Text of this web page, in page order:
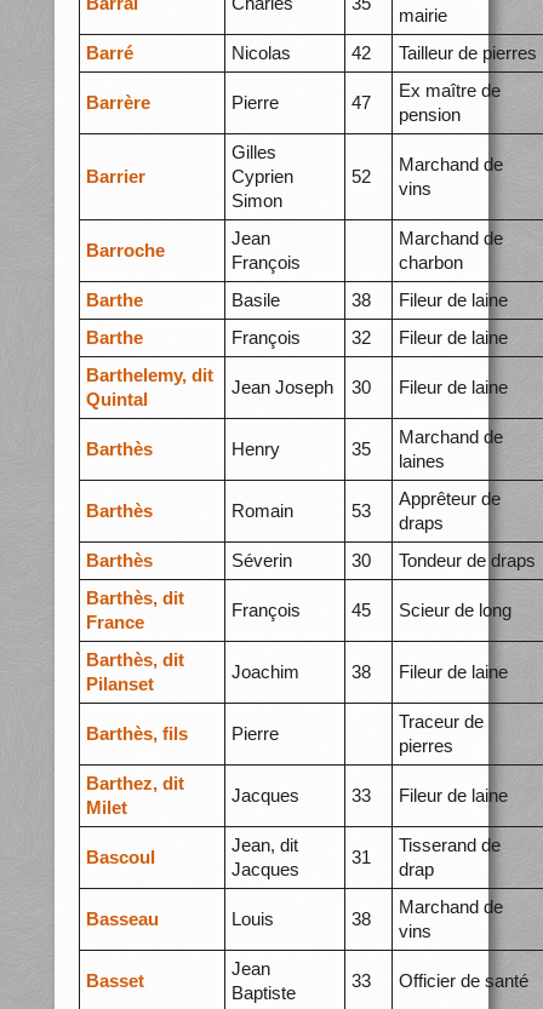
mairie
Barré
Nicolas 42 Tailleur de pierres
Barrère Pierre 47
Ex maître de
pension
Barrier
Gilles
Cyprien
Simon
52
Marchand de
vins
Barroche
Jean
François
Marchand de
charbon
Barthe
Basile 38
Fileur de laine
Barthe
François 32
Fileur de laine
Barthelemy, dit
Quintal
Jean Joseph 30 Fileur de laine
Barthès Henry 35
Marchand de
laines
Barthès Romain 53
Apprêteur de
draps
Barthès
Séverin 30
Tondeur de draps
Barthès, dit
France
François 45 Scieur de long
Barthès, dit
Pilanset
Joachim 38 Fileur de laine
Barthès, fils Pierre
Traceur de
pierres
Barthez, dit
Milet
Jacques 33 Fileur de laine
Bascoul
Jean, dit
Jacques
31
Tisserand de
drap
Basseau Louis 38
Marchand de
vins
Basset
Jean
Baptiste
33 Officier de santé